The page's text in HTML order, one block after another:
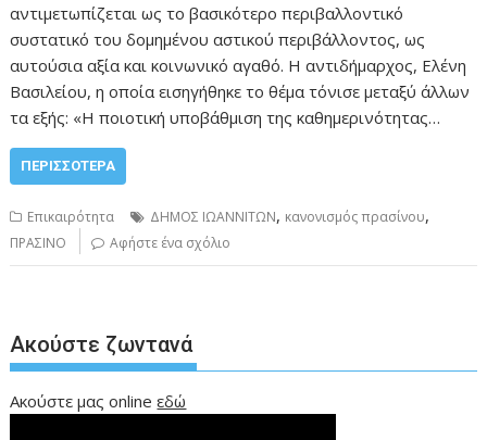
αντιμετωπίζεται ως το βασικότερο περιβαλλοντικό
συστατικό του δομημένου αστικού περιβάλλοντος, ως
αυτούσια αξία και κοινωνικό αγαθό. Η αντιδήμαρχος, Ελένη
Βασιλείου, η οποία εισηγήθηκε το θέμα τόνισε μεταξύ άλλων
τα εξής: «Η ποιοτική υποβάθμιση της καθημερινότητας…
ΠΕΡΙΣΣΌΤΕΡΑ
Επικαιρότητα ΔΗΜΟΣ ΙΩΑΝΝΙΤΩΝ, κανονισμός πρασίνου,
ΠΡΑΣΙΝΟ Αφήστε ένα σχόλιο
Ακούστε ζωντανά
Ακούστε μας onlineεδώ